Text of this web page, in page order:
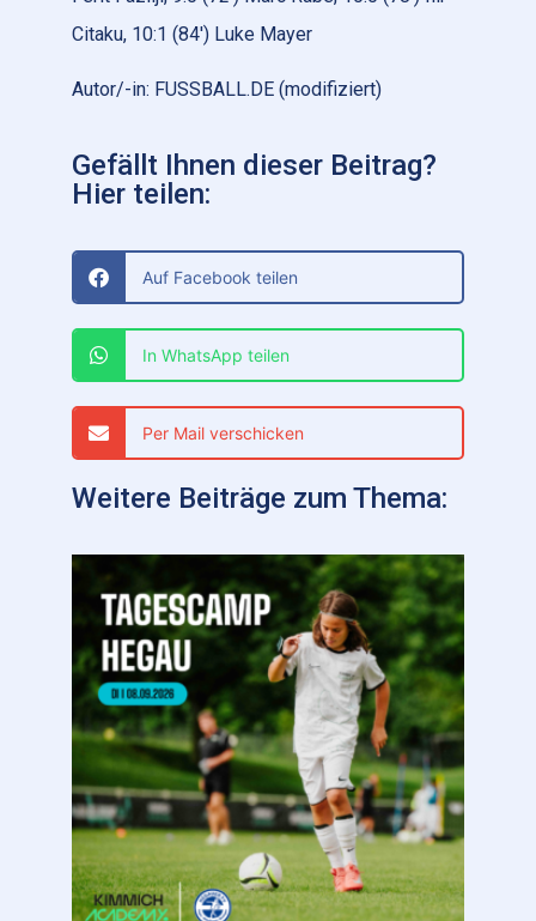
Citaku, 10:1 (84′) Luke Mayer
Autor/-in: FUSSBALL.DE (modifiziert)
Gefällt Ihnen dieser Beitrag?
Hier teilen:
Auf Facebook teilen
In WhatsApp teilen
Per Mail verschicken
Weitere Beiträge zum Thema: